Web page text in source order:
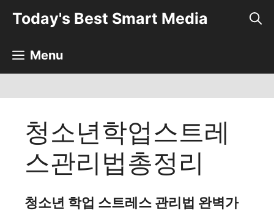
뛰
Today's Best Smart Media
Menu
청소년학업스트레
스관리법총정리
청소년 학업 스트레스 관리법 완벽가